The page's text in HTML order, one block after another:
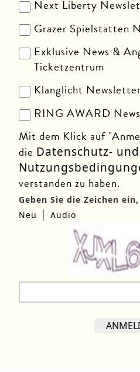
Next Liberty
Grazer Spielstätten
Exklusive News &
Ticketzentrum
Klanglicht Newsletter
RING AWARD
Mit dem Klick auf
die Datenschutz- und
verstanden zu haben.
Geben Sie die Zeichen
Neu
| Audio